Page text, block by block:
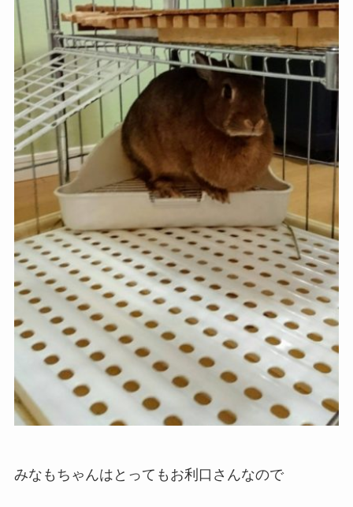
みなもちゃんはとってもお利口さんなので